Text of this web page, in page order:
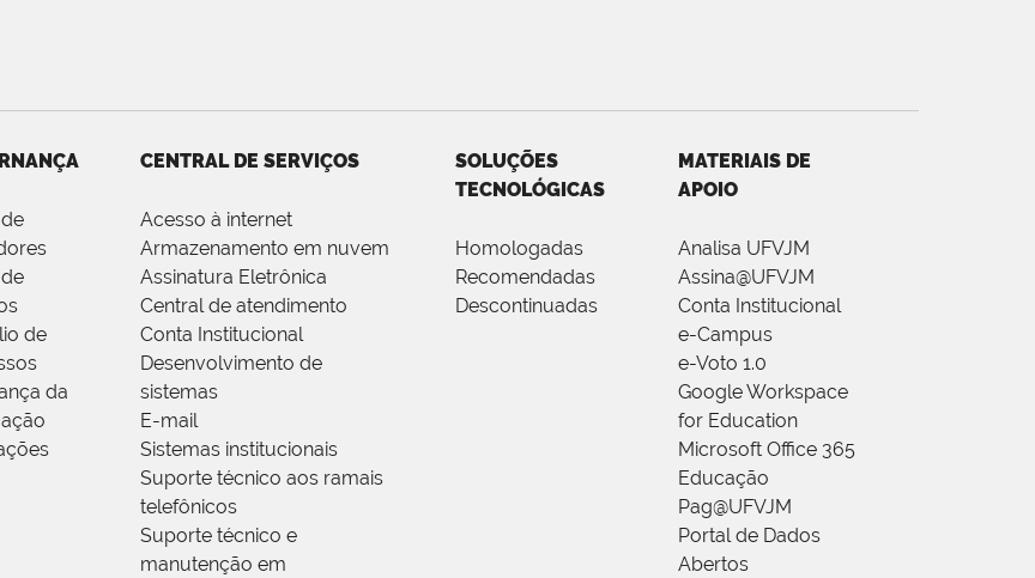
de
da
CENTRAL DE SERVIÇOS
Acesso à internet
Armazenamento em nuvem
Assinatura Eletrônica
Central de atendimento
Conta Institucional
Desenvolvimento de
sistemas
E-mail
Sistemas institucionais
Suporte técnico aos ramais
telefônicos
Suporte técnico e
manutenção em
SOLUÇÕES
TECNOLÓGICAS
Homologadas
Recomendadas
Descontinuadas
MATERIAIS DE
APOIO
Analisa UFVJM
Assina@UFVJM
Conta Institucional
e-Campus
e-Voto 1.0
Google Workspace
for Education
Microsoft Office 365
Educação
Pag@UFVJM
Portal de Dados
Abertos